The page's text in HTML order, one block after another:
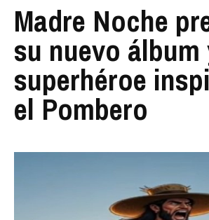
Madre Noche
su nuevo álbum
superhéroe
el Pombero